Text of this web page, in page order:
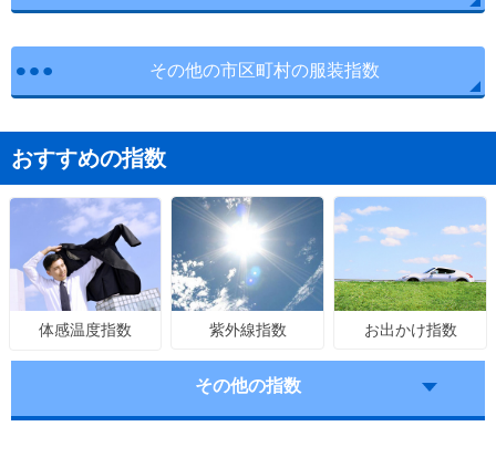
その他の市区町村の服装指数
おすすめの指数
体感温度指数 紫外線指数 お出かけ指数
その他の指数